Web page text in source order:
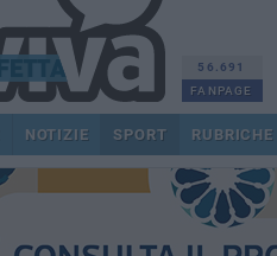
56.691
FANPAGE
NOTIZIE SPORT RUBRICHE